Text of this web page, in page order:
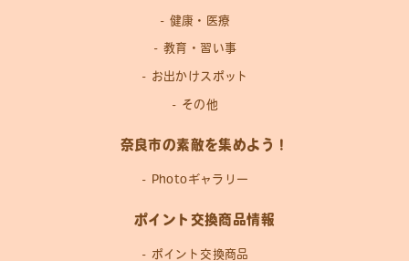
健康・医療
教育・習い事
お出かけスポット
その他
奈良市の素敵を集めよう！
Photoギャラリー
ポイント交換商品情報
ポイント交換商品